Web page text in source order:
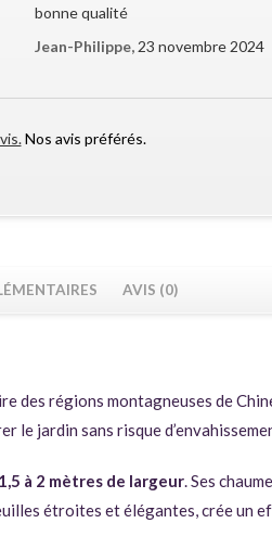
bonne qualité
Jean-Philippe, 23 novembre 2024
Nos avis préférés.
AVIS (0)
des régions montagneuses de
le jardin sans risque
1,5 à 2 mètres de largeur. Ses
étroites et élégantes, crée un